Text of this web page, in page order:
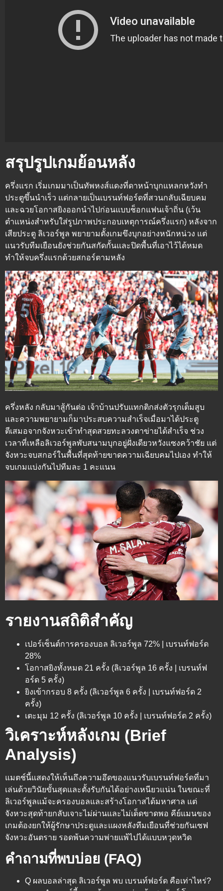
สรุปรูปเกมย้อนหลัง
ครึ่งแรก เริ่มเกมมาเป็นทัพหงส์แดงที่ดาหน้าบุกแหลกหวังทำ
ประตูขึ้นนำเร็ว แต่กลายเป็นเบรนท์ฟอร์ดที่สวนกลับเฉียบคม
และฉวยโอกาสยิงออกนำไปก่อนแบบช็อกแฟนเจ้าถิ่น (เว้น
ตำแหน่งสำหรับใส่รูปภาพประกอบเหตุการณ์ครึ่งแรก) หลังจาก
เสียประตู ลิเวอร์พูล พยายามตั้งเกมขึงบุกอย่างหนักหน่วง แต่
แนวรับทีมเยือนยังช่วยกันสกัดกั้นและปิดพื้นที่เอาไว้ได้หมด
ทำให้จบครึ่งแรกด้วยสกอร์ตามหลัง
ครึ่งหลัง กลับมาสู้กันต่อ เจ้าบ้านปรับแทกติกส่งตัวรุกเต็มสูบ
และความพยายามก็มาประสบความสำเร็จเมื่อมาได้ประตู
ตีเสมอจากจังหวะเข้าทำสุดสวยทะลวงตาข่ายได้สำเร็จ ช่วง
เวลาที่เหลือลิเวอร์พูลพับสนามบุกอยู่ฝั่งเดียวหวังแซงคว้าชัย แต่
จังหวะจบสกอร์ในพื้นที่สุดท้ายขาดความเฉียบคมไปเอง ทำให้
จบเกมแบ่งกันไปทีมละ 1 คะแนน
รายงานสถิติสำคัญ
เปอร์เซ็นต์การครองบอล ลิเวอร์พูล 72% | เบรนท์ฟอร์ด
28%
โอกาสยิงทั้งหมด 21 ครั้ง (ลิเวอร์พูล 16 ครั้ง | เบรนท์ฟ
อร์ด 5 ครั้ง)
ยิงเข้ากรอบ 8 ครั้ง (ลิเวอร์พูล 6 ครั้ง | เบรนท์ฟอร์ด 2
ครั้ง)
เตะมุม 12 ครั้ง (ลิเวอร์พูล 10 ครั้ง | เบรนท์ฟอร์ด 2 ครั้ง)
วิเคราะห์หลังเกม (Brief
Analysis)
แมตช์นี้แสดงให้เห็นถึงความอึดของแนวรับเบรนท์ฟอร์ดที่มา
เล่นด้วยวินัยขั้นสุดและตั้งรับกันได้อย่างเหนียวแน่น ในขณะที่
ลิเวอร์พูลแม้จะครองบอลและสร้างโอกาสได้มหาศาล แต่
จังหวะสุดท้ายกลับเจาะไม่ผ่านและไม่เด็ดขาดพอ คีย์แมนของ
เกมต้องยกให้ผู้รักษาประตูและแผงหลังทีมเยือนที่ช่วยกันเซฟ
จังหวะอันตราย รอดพ้นความพ่ายแพ้ไปได้แบบหวุดหวิด
คำถามที่พบบ่อย (FAQ)
Q ผลบอลล่าสุด ลิเวอร์พูล พบ เบรนท์ฟอร์ด คือเท่าไหร่?